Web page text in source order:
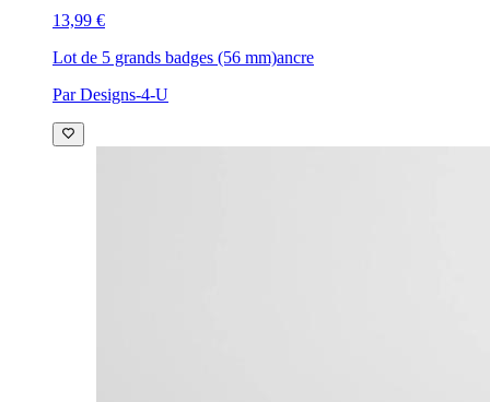
13,99 €
Lot de 5 grands badges (56 mm)ancre
Par Designs-4-U